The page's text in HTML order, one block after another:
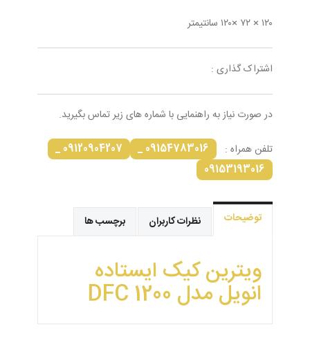
۱۲۰ × ۷۲ ×۱۲۰ سانتیمتر
اشتراک گذاری :
در صورت نیاز به راهنمایی با شماره های زیر تماس بگیرید.
تلفن همراه : 09154783016 _
09120904207 _
09153193016
توضیحات نظرات کاربران برچسب ها
ویترین کیک ایستاده
انویل مدل DFC 1200